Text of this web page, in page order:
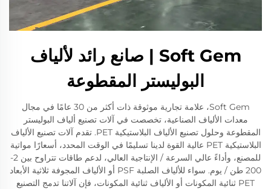
Soft Gem | صانع رائد لألياف
البوليستر المقطوعة
Soft Gem، علامة تجارية موثوقة ذات أكثر من 30 عامًا في مجال
معدات الألياف الصناعية، تخصصت في آلات تصنيع ألياف البوليستر
المقطوعة وحلول تصنيع الألياف البلاستيكية PET. تقدم آلات تصنيع الألياف
البلاستيكية PET عالية القوة لدينا تسليمًا في الوقت المحدد، أسعارًا مواتية
للمصنع، وأداءً عالي السرعة / الإنتاجية العالي، لدعم طاقات تتراوح بين 2-
200 طن / يوم. سواء للألياف الصلبة PSF أو الألياف المجوفة ثلاثية الأبعاد
PET ثنائية المكونات أو الألياف ثنائية المكونات، فإن آلاتنا تدمج التصنيع